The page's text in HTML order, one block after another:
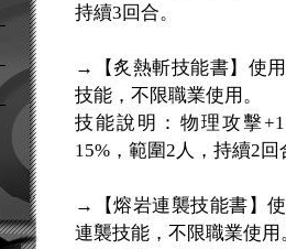
持續3回合。
→【炙熱斬技能書】使
技能，不限職業使用。
技能說明：物理攻擊
15%，範圍2人，持續2回
→【熔岩連襲技能書】
連襲技能，不限職業使用